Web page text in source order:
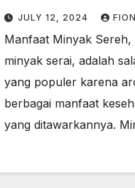
JULY 12, 2024
Manfaat Minyak Sereh,
minyak serai, adalah
yang populer karena
berbagai manfaat
yang ditawarkannya.